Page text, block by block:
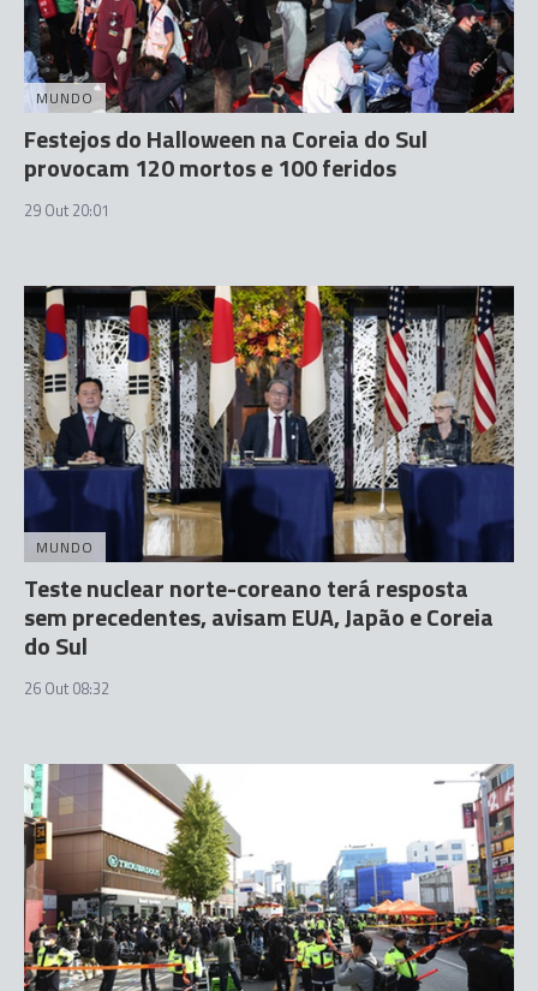
MUNDO
Festejos do Halloween na Coreia do Sul
provocam 120 mortos e 100 feridos
29 Out 20:01
MUNDO
Teste nuclear norte-coreano terá resposta
sem precedentes, avisam EUA, Japão e Coreia
do Sul
26 Out 08:32